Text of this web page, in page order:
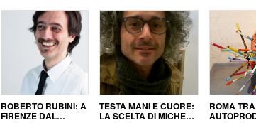
ROBERTO RUBINI: A
FIRENZE DAL
TESTA MANI E CUORE:
LA SCELTA DI MICHELE
ROMA